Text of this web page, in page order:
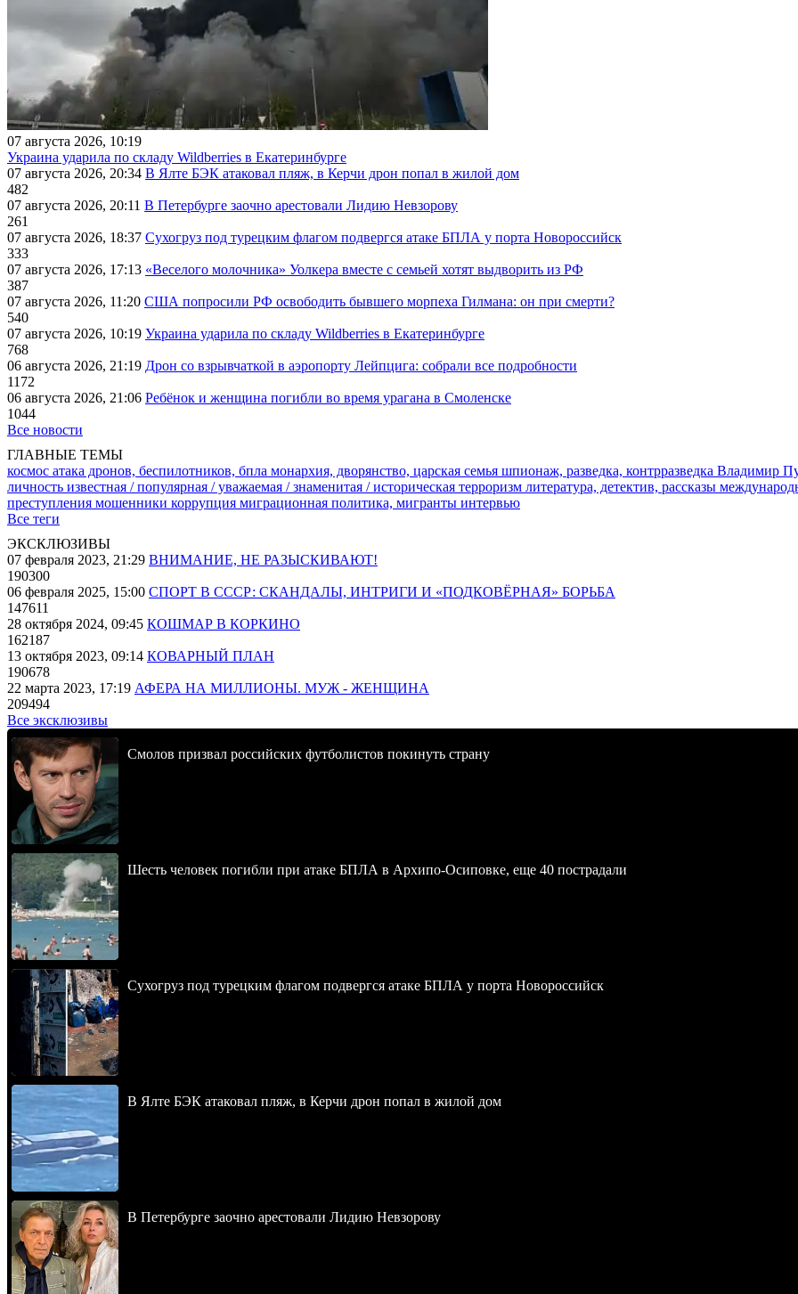
07 августа 2026, 10:19
Украина ударила по складу Wildberries в Екатеринбурге
07 августа 2026, 20:34 В Ялте БЭК атаковал пляж, в Керчи дрон попал в жилой дом
482
07 августа 2026, 20:11 В Петербурге заочно арестовали Лидию Невзорову
261
07 августа 2026, 18:37 Сухогруз под турецким флагом подвергся атаке БПЛА у порта Новороссийск
333
07 августа 2026, 17:13 «Веселого молочника» Уолкера вместе с семьей хотят выдворить из РФ
387
07 августа 2026, 11:20 США попросили РФ освободить бывшего морпеха Гилмана: он при смерти?
540
07 августа 2026, 10:19 Украина ударила по складу Wildberries в Екатеринбурге
768
06 августа 2026, 21:19 Дрон со взрывчаткой в аэропорту Лейпцига: собрали все подробности
1172
06 августа 2026, 21:06 Ребёнок и женщина погибли во время урагана в Смоленске
1044
Все новости
ГЛАВНЫЕ ТЕМЫ
космос атака дронов, беспилотников, бпла монархия, дворянство, царская семья шпионаж, разведка, контрразведка Владимир
личность известная / популярная / уважаемая / знаменитая / историческая терроризм литература, детектив, рассказы
преступления мошенники коррупция миграционная политика, мигранты интервью
Все теги
ЭКСКЛЮЗИВЫ
07 февраля 2023, 21:29 ВНИМАНИЕ, НЕ РАЗЫСКИВАЮТ!
190300
06 февраля 2025, 15:00 СПОРТ В СССР: СКАНДАЛЫ, ИНТРИГИ И «ПОДКОВЁРНАЯ» БОРЬБА
147611
28 октября 2024, 09:45 КОШМАР В КОРКИНО
162187
13 октября 2023, 09:14 КОВАРНЫЙ ПЛАН
190678
22 марта 2023, 17:19 АФЕРА НА МИЛЛИОНЫ. МУЖ - ЖЕНЩИНА
209494
Все эксклюзивы
Смолов призвал российских футболистов покинуть страну
Шесть человек погибли при атаке БПЛА в Архипо-Осиповке, еще 40 пострадали
Сухогруз под турецким флагом подвергся атаке БПЛА у порта Новороссийск
В Ялте БЭК атаковал пляж, в Керчи дрон попал в жилой дом
В Петербурге заочно арестовали Лидию Невзорову